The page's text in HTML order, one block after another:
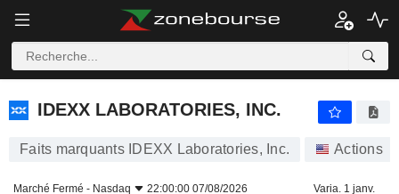
IDEXX LABORATORIES, INC.
IDEXX LABORATORIES, INC.
Faits marquants IDEXX Laboratories, Inc. Actions
Marché Fermé - Nasdaq 22:00:00 07/08/2026 Varia. 1 janv.